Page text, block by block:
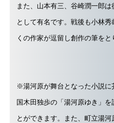
また、山本有三、谷崎潤一郎
として有名です。戦後も小林
くの作家が逗留し創作の筆をと
※湯河原が舞台となった小説に
国木田独歩の「湯河原ゆき」
とができます。 また、町立湯